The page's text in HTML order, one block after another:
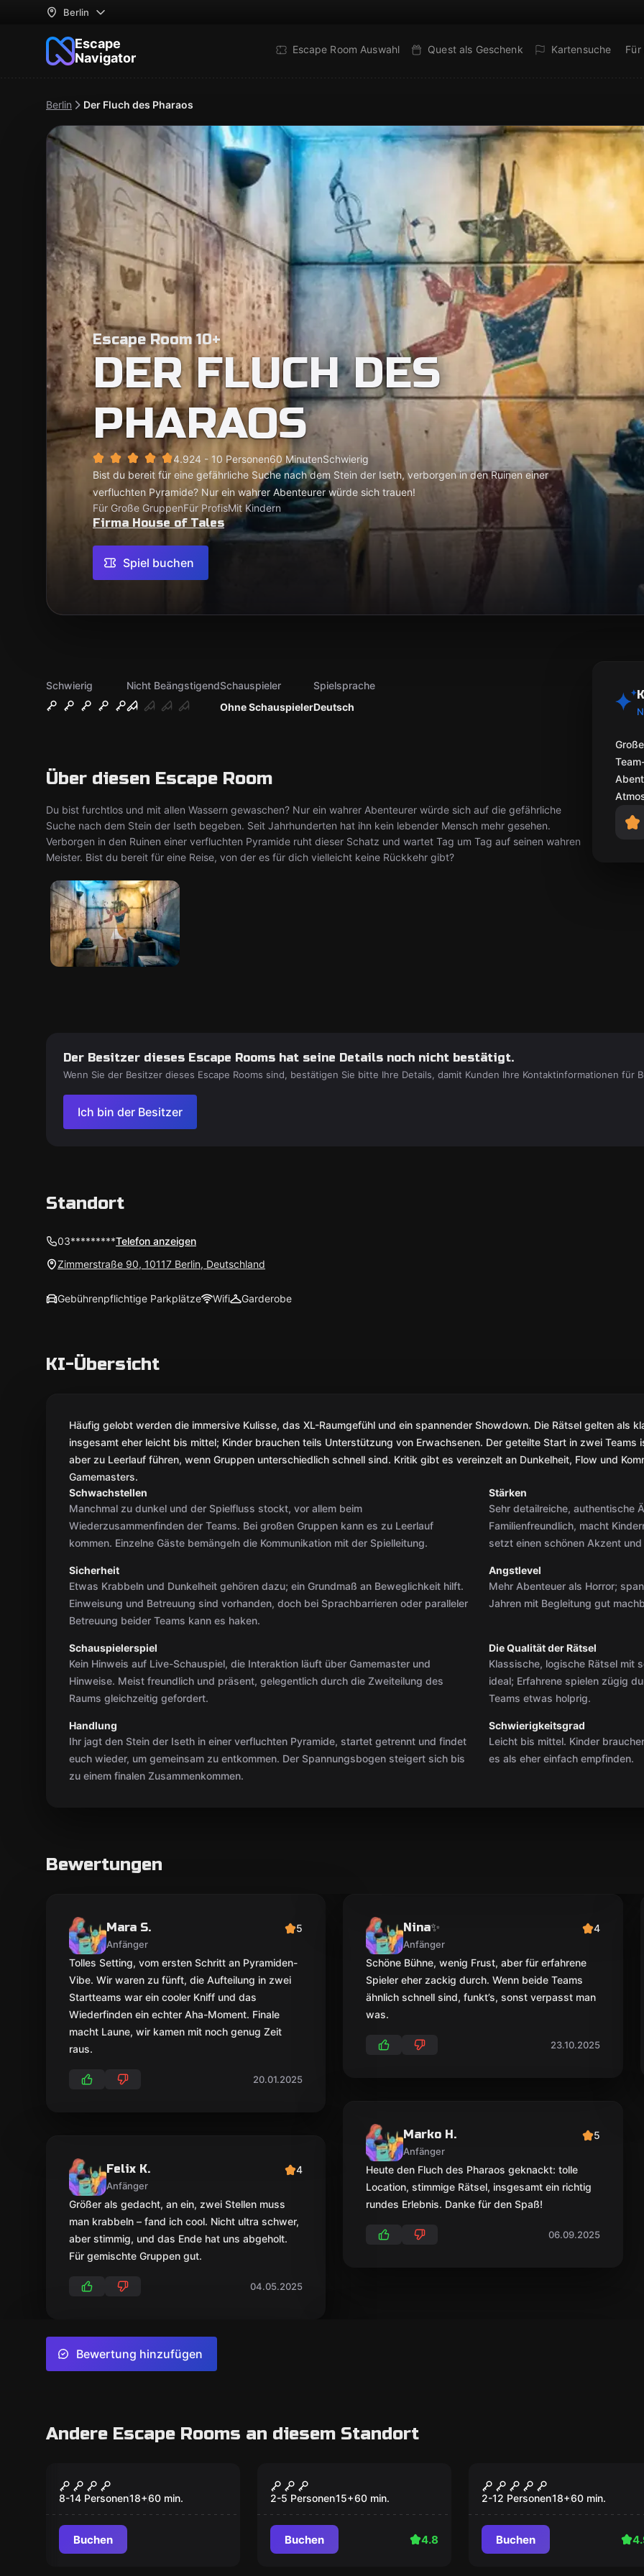
Berlin
Escape
Navigator
Escape Room Auswahl Quest als Geschenk Kartensuche Für
Berlin Der Fluch des Pharaos
Escape Room 10+
DER FLUCH DES
PHARAOS
4.924 - 10 Personen60 MinutenSchwierig
Bist du bereit für eine gefährliche Suche nach dem Stein der Iseth, verborgen in den Ruinen einer
verfluchten Pyramide? Nur ein wahrer Abenteurer würde sich trauen!
Für Große GruppenFür ProfisMit Kindern
Firma House of Tales
Spiel buchen
Schwierig
Nicht Beängstigend
Ohne Schauspieler
Schauspieler
Deutsch
Spielsprache
Über diesen Escape Room
Du bist furchtlos und mit allen Wassern gewaschen? Nur ein wahrer Abenteurer würde sich auf die gefährliche
Suche nach dem Stein der Iseth begeben. Seit Jahrhunderten hat ihn kein lebender Mensch mehr gesehen.
Verborgen in den Ruinen einer verfluchten Pyramide ruht dieser Schatz und wartet Tag um Tag auf seinen wahren
Meister. Bist du bereit für eine Reise, von der es für dich vielleicht keine Rückkehr gibt?
Der Besitzer dieses Escape Rooms hat seine Details noch nicht bestätigt.
Wenn Sie der Besitzer dieses Escape Rooms sind, bestätigen Sie bitte Ihre Details, damit Kunden Ihre Kontaktinformationen für
Ich bin der Besitzer
Standort
03*********Telefon anzeigen
Zimmerstraße 90, 10117 Berlin, Deutschland
Gebührenpflichtige Parkplätze Wifi Garderobe
KI-Übersicht
Häufig gelobt werden die immersive Kulisse, das XL-Raumgefühl und ein spannender Showdown. Die Rätsel gelten als
insgesamt eher leicht bis mittel; Kinder brauchen teils Unterstützung von Erwachsenen. Der geteilte Start in zwei Teams
aber zu Leerlauf führen, wenn Gruppen unterschiedlich schnell sind. Kritik gibt es vereinzelt an Dunkelheit, Flow und
Gamemasters.
Schwachstellen
Manchmal zu dunkel und der Spielfluss stockt, vor allem beim
Wiederzusammenfinden der Teams. Bei großen Gruppen kann es zu Leerlauf
kommen. Einzelne Gäste bemängeln die Kommunikation mit der Spielleitung.
Stärken
Sehr detailreiche, authentische
Familienfreundlich, macht
setzt einen schönen Akzent
Sicherheit
Etwas Krabbeln und Dunkelheit gehören dazu; ein Grundmaß an Beweglichkeit hilft.
Einweisung und Betreuung sind vorhanden, doch bei Sprachbarrieren oder paralleler
Betreuung beider Teams kann es haken.
Angstlevel
Mehr Abenteuer als Horror;
Jahren mit Begleitung gut
Schauspielerspiel
Kein Hinweis auf Live-Schauspiel, die Interaktion läuft über Gamemaster und
Hinweise. Meist freundlich und präsent, gelegentlich durch die Zweiteilung des
Raums gleichzeitig gefordert.
Die Qualität der Rätsel
Klassische, logische Rätsel mit
ideal; Erfahrene spielen zügig
Teams etwas holprig.
Handlung
Ihr jagt den Stein der Iseth in einer verfluchten Pyramide, startet getrennt und findet
euch wieder, um gemeinsam zu entkommen. Der Spannungsbogen steigert sich bis
zu einem finalen Zusammenkommen.
Schwierigkeitsgrad
Leicht bis mittel. Kinder
es als eher einfach empfinden.
Bewertungen
Mara S.
Anfänger
5
Tolles Setting, vom ersten Schritt an Pyramiden-
Vibe. Wir waren zu fünft, die Aufteilung in zwei
Startteams war ein cooler Kniff und das
Wiederfinden ein echter Aha-Moment. Finale
macht Laune, wir kamen mit noch genug Zeit
raus.
20.01.2025
Felix K.
Anfänger
4
Größer als gedacht, an ein, zwei Stellen muss
man krabbeln – fand ich cool. Nicht ultra schwer,
aber stimmig, und das Ende hat uns abgeholt.
Für gemischte Gruppen gut.
04.05.2025
Nina✨
Anfänger
4
Schöne Bühne, wenig Frust, aber für erfahrene
Spieler eher zackig durch. Wenn beide Teams
ähnlich schnell sind, funkt’s, sonst verpasst man
was.
23.10.2025
Marko H.
Anfänger
5
Heute den Fluch des Pharaos geknackt: tolle
Location, stimmige Rätsel, insgesamt ein richtig
rundes Erlebnis. Danke für den Spaß!
06.09.2025
Bewertung hinzufügen
Andere Escape Rooms an diesem Standort
One Night in Hong
Kong Versus Game
8-14 Personen18+60 min.
Buchen
Der Henker
2-5 Personen15+60 min.
Buchen 4.8
One Night in Hong
Kong
2-12 Personen18+60 min.
Buchen